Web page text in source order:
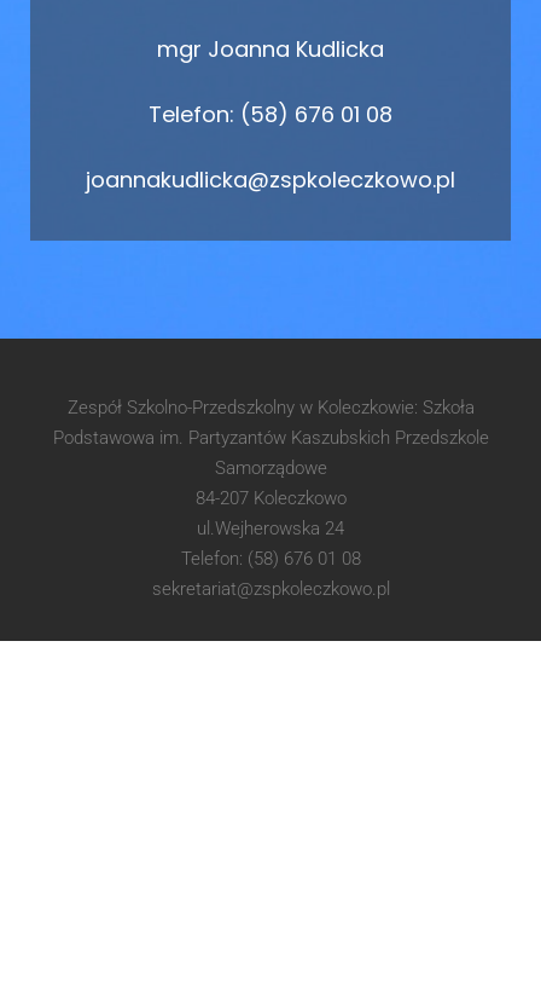
mgr Joanna Kudlicka
Telefon: (58) 676 01 08
joannakudlicka@zspkoleczkowo.pl
Zespół Szkolno-Przedszkolny w Koleczkowie: Szkoła
Podstawowa im. Partyzantów Kaszubskich Przedszkole
Samorządowe
84-207 Koleczkowo
ul.Wejherowska 24
Telefon: (58) 676 01 08
sekretariat@zspkoleczkowo.pl